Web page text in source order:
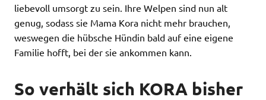
liebevoll umsorgt zu sein. Ihre Welpen sind nun alt
genug, sodass sie Mama Kora nicht mehr brauchen,
weswegen die hübsche Hündin bald auf eine eigene
Familie hofft, bei der sie ankommen kann.
So verhält sich KORA bisher